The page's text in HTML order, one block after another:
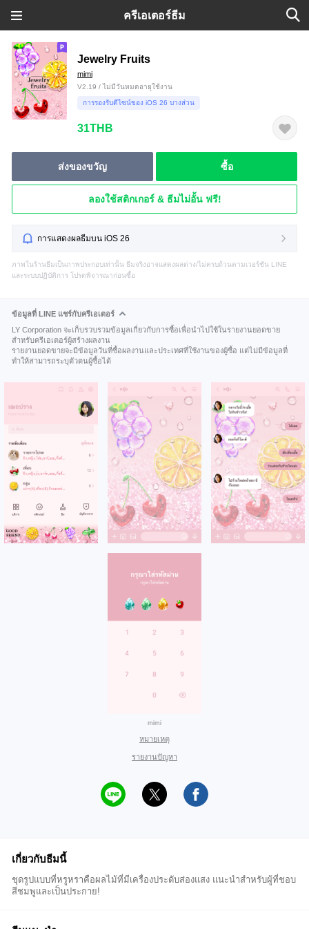
ครีเอเตอร์ธีม
Jewelry Fruits
mimi
V2.19 / ไม่มีวันหมดอายุใช้งาน
การรองรับดีไซน์ของ iOS 26 บางส่วน
31THB
ส่งของขวัญ ซื้อ
ลองใช้สติกเกอร์ & ธีมไม่อั้น ฟรี!
การแสดงผลธีมบน iOS 26
ภาพในร้านธีมเป็นภาพประกอบเท่านั้น ธีมจริงอาจแสดงผลต่าง/ไม่ครบถ้วนตามเวอร์ชัน LINE
และระบบปฏิบัติการ โปรดพิจารณาก่อนซื้อ
ข้อมูลที่ LINE แชร์กับครีเอเตอร์
LY Corporation จะเก็บรวบรวมข้อมูลเกี่ยวกับการซื้อเพื่อนำไปใช้ในรายงานยอดขาย
สำหรับครีเอเตอร์ผู้สร้างผลงาน
รายงานยอดขายจะมีข้อมูลวันที่ซื้อผลงานและประเทศที่ใช้งานของผู้ซื้อ แต่ไม่มีข้อมูลที่
ทำให้สามารถระบุตัวตนผู้ซื้อได้
mimi
หมายเหตุ
รายงานปัญหา
เกี่ยวกับธีมนี้
ชุดรูปแบบที่หรูหราคือผลไม้ที่มีเครื่องประดับส่องแสง แนะนำสำหรับผู้ที่ชอบ
สีชมพูและเป็นประกาย!